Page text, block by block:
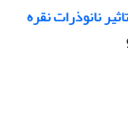
نانو‌ذرات نقره